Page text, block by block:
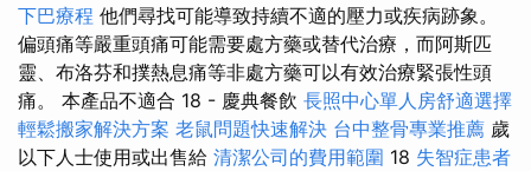
下巴療程 他們尋找可能導致持續不適的壓力或疾病跡象。
偏頭痛等嚴重頭痛可能需要處方藥或替代治療，而阿斯匹
靈、布洛芬和撲熱息痛等非處方藥可以有效治療緊張性頭
痛。 本產品不適合 18 - 慶典餐飲 長照中心單人房舒適選擇
輕鬆搬家解決方案 老鼠問題快速解決 台中整骨專業推薦 歲
以下人士使用或出售給 清潔公司的費用範圍 18 失智症患者